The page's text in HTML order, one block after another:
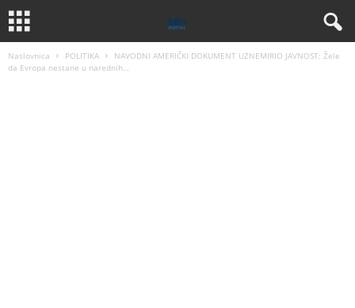
Naslovnica POLITIKA
NAVODNI AMERIČKI DOKUMENT UZNEMIRIO JAVNOST: Žele
da Evropa nestane u narednih…